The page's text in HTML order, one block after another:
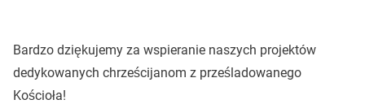
Bardzo dziękujemy za wspieranie naszych projektów
dedykowanych chrześcijanom z prześladowanego
Kościoła!